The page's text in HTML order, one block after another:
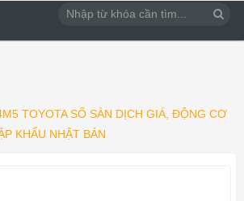
TOYOTA SỐ SÀN DỊCH GIÁ, ĐỘNG CƠ
KHẨU NHẬT BẢN